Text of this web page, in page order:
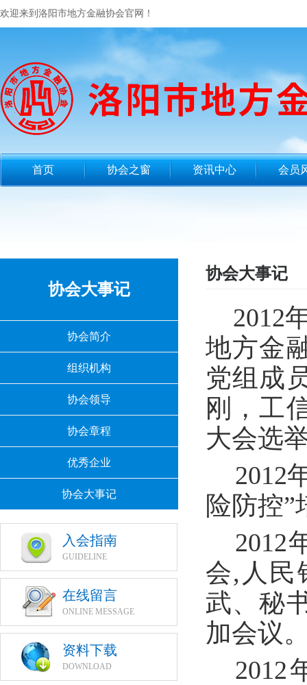
欢迎来到洛阳市地方金融协会官网！
首页 协会之窗 资讯中心 会员
协会大事记
协会简介
组织机构
协会领导
协会章程
优秀企业
协会大事记
入会指南
GUIDELINE
在线留言
ONLINE MESSAGE
资料下载
DOWNLOAD
协会大事记
2012
地方金
党组成
刚，工
大会选
2012
险防控”
2012
会,人民
武、秘
加会议
2012